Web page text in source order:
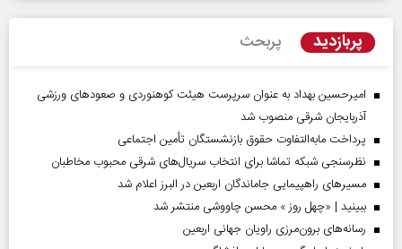
پربازدید پربحث
امیرحسین بهداد به عنوان سرپرست هیئت کوهنوردی و صعودهای ورزشی
آذربایجان شرقی منصوب شد
پرداخت مابه‌التفاوت حقوق بازنشستگان تأمین اجتماعی
نظرسنجی شبکه تماشا برای انتخاب سریال‌های شرقی محبوب مخاطبان
مسیر‌های راهپیمایی جاماندگان اربعین در البرز اعلام شد
ببینید | «چهل روز » محسن چاووشی منتشر شد
رسانه‌های برون‌مرزی راویان جهانی اربعین